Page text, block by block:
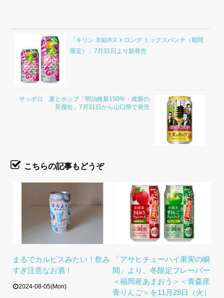
「キリン 氷結®ストロング ミックスパンチ（期間
限定）」7月31日より新発売
サッポロ 麦とホップ「明治維新150年・維新の
英傑缶」7月31日から山口県で発売
こちらの記事もどうぞ
まるでカルピスみたい！飲み
すぎ注意なお酒！
2024-08-05(Mon)
「アサヒチューハイ果実の瞬
間」より、冬限定フレーバー
＜福岡産あまおう＞＜青森産
青りんご＞を11月28日（火）